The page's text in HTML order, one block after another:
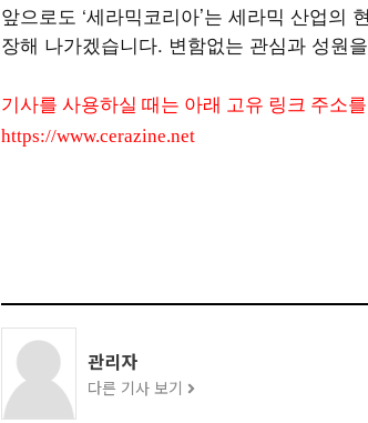
앞으로도 ‘세라믹코리아’는 세라믹 산업
장해 나가겠습니다. 변함없는 관심과 성원
기사를 사용하실 때는 아래 고유 링크 주소
https://www.cerazine.net
관리자
다른 기사 보기